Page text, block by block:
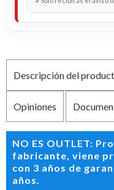
Descripción del
Opiniones
NO ES OUTLET:
fabricante, viene
con 3 años de
años.